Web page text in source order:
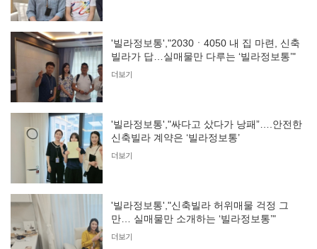
'빌라정보통',"2030ㆍ4050 내 집 마련, 신축
빌라가 답…실매물만 다루는 ‘빌라정보통’"
더보기
'빌라정보통',"싸다고 샀다가 낭패”….안전한
신축빌라 계약은 ‘빌라정보통’
더보기
'빌라정보통',"신축빌라 허위매물 걱정 그
만… 실매물만 소개하는 ‘빌라정보통’"
더보기